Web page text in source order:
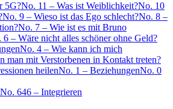
5G?No. 11 – Was ist Weiblichkeit?No. 10
No. 9 – Wieso ist das Ego schlecht?No. 8 –
No. 7 – Wie ist es mit Bruno
6 – Wäre nicht alles schöner ohne Geld?
No. 4 – Wie kann ich mich
man mit Verstorbenen in Kontakt treten?
heilenNo. 1 – BeziehungenNo. 0